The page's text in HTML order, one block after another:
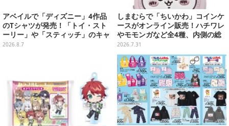
アベイルで「ディズニー」4作品
のTシャツが発売！「トイ・スト
ーリー」や「スティッチ」のキャ
ラを刺しゅうでデザイン
2026.8.7
しまむらで「ちいかわ」コインケ
ースがオンライン販売！ハチワレ
やモモンガなど全4種、内側の総
柄デザインも注目
2026.7.31